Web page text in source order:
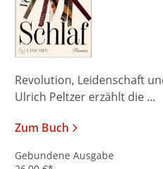
Revolution, Leidenschaft
Ulrich Peltzer erzählt die ...
Zum Buch
Gebundene Ausgabe